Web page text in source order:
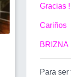
Gracias !
Cariños
BRIZNA
Para